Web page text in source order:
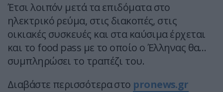
Έτσι λοιπόν μετά τα επιδόματα στο
ηλεκτρικό ρεύμα, στις διακοπές, στις
οικιακές συσκευές και στα καύσιμα έρχεται
και το food pass με το οποίο ο Έλληνας θα…
συμπληρώσει το τραπέζι του.
Διαβάστε περισσότερα στο pronews.gr